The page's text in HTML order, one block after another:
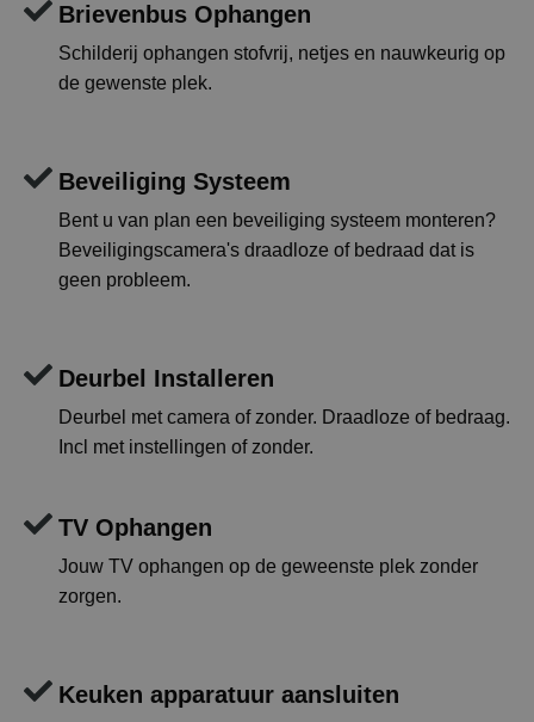
Brievenbus Ophangen
Schilderij ophangen stofvrij, netjes en nauwkeurig op
de gewenste plek.
Beveiliging Systeem
Bent u van plan een beveiliging systeem monteren?
Beveiligingscamera's draadloze of bedraad dat is
geen probleem.
Deurbel Installeren
Deurbel met camera of zonder. Draadloze of bedraag.
Incl met instellingen of zonder.
TV Ophangen
Jouw TV ophangen op de geweenste plek zonder
zorgen.
Keuken apparatuur aansluiten